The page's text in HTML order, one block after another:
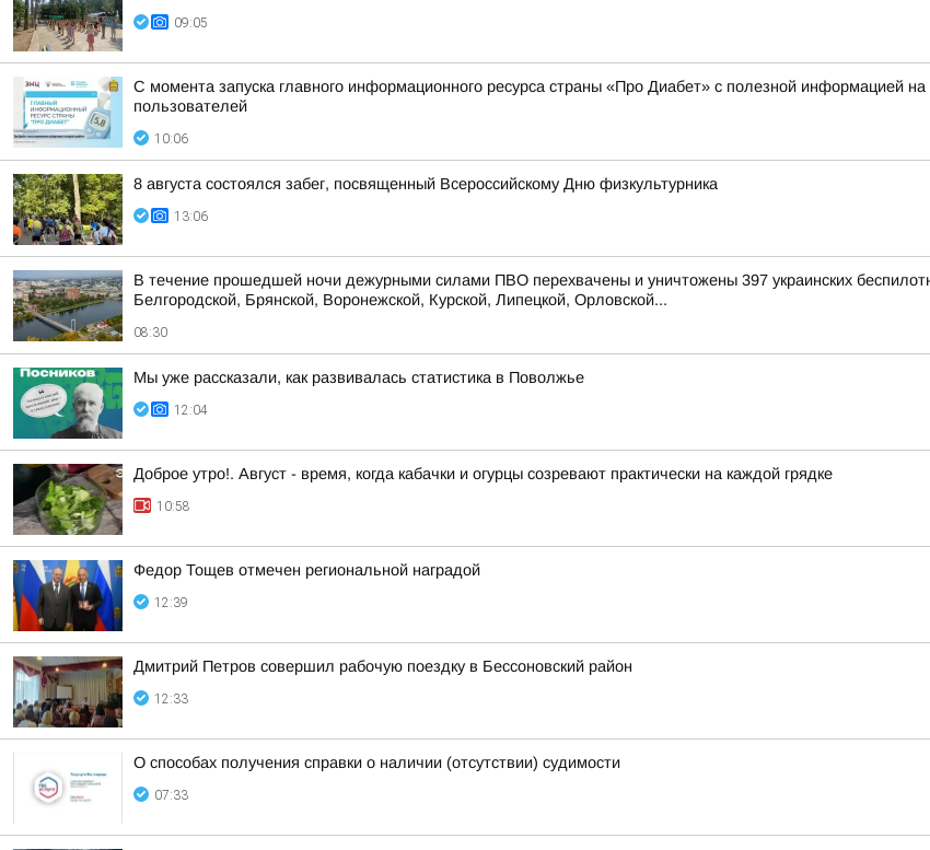
09:05
С момента запуска главного информационного ресурса страны «Про Диабет» с полезной информацией
пользователей
10:06
8 августа состоялся забег, посвященный Всероссийскому Дню физкультурника
13:06
В течение прошедшей ночи дежурными силами ПВО перехвачены и уничтожены 397 украинских
Белгородской, Брянской, Воронежской, Курской, Липецкой, Орловской...
08:30
Мы уже рассказали, как развивалась статистика в Поволжье
12:04
Доброе утро!. Август - время, когда кабачки и огурцы созревают практически на каждой грядке
10:58
Федор Тощев отмечен региональной наградой
12:39
Дмитрий Петров совершил рабочую поездку в Бессоновский район
12:33
О способах получения справки о наличии (отсутствии) судимости
07:33